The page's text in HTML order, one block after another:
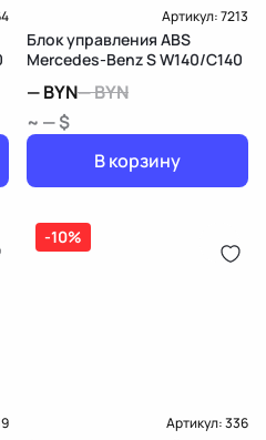
Артикул:7213
Блок управления ABS
Mercedes-Benz S W140/C140
—BYN—BYN
~ — $
В корзину
-10%
Артикул:336